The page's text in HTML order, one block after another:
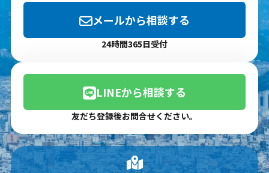
メールから相談する
24時間365日受付
LINEから相談する
友だち登録後お問合せください。